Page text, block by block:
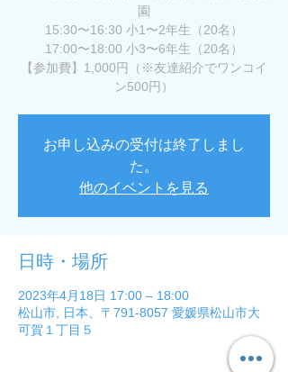
園
15:30〜16:30 小1〜2年生（20名）
17:00〜18:00 小3〜6年生（20名）
【参加費】1,000円（※友達紹介でワンコイ
ン500円）
お申し込みの受付は終了しまし
た。
他のイベントを見る
日時・場所
2023年4月18日 17:00 – 18:00
松山市, 日本、〒791-8057 愛媛県松山市大
可賀１丁目５